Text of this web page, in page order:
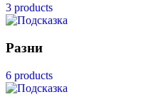
3 products
Разни
6 products